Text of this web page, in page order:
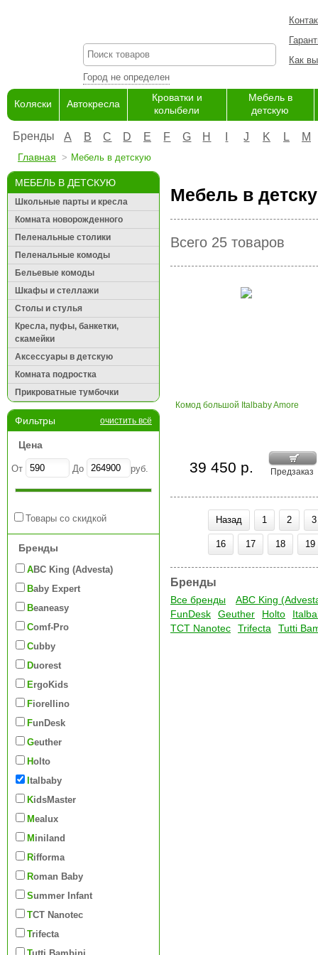
Город не определен
Как
Коляски Автокресла
Кроватки и
колыбели
Мебель в
детскую
Бренды A B C D E F G H J K L M
Главная Мебель в детскую
МЕБЕЛЬ В ДЕТСКУЮ
Школьные парты и кресла
Комната новорожденного
Пеленальные столики
Пеленальные комоды
Бельевые комоды
Шкафы и стеллажи
Столы и стулья
Кресла, пуфы, банкетки,
скамейки
Аксессуары в детскую
Комната подростка
Прикроватные тумбочки
Фильтры очистить всё
Цена
От До руб.
Товары со скидкой
Бренды
ABC King (Advesta)
Baby Expert
Beaneasy
Comf-Pro
Cubby
Duorest
ErgoKids
Fiorellino
FunDesk
Geuther
Holto
Italbaby
KidsMaster
Mealux
Miniland
Rifforma
Roman Baby
Summer Infant
TCT Nanotec
Trifecta
Мебель в
Всего 25 товаров
Комод большой Italbaby Amore
Предзаказ
39 450 р.
Назад 1 2 3
16 17 18 19
Бренды
Все бренды
ABC King
FunDesk
Geuther Holto
TCT Nanotec
Trifecta Tutti